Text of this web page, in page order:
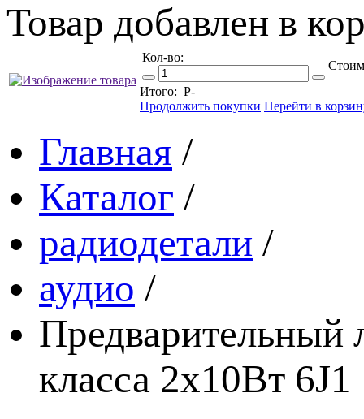
Товар добавлен в
Кол-во:
Итого: Р-
Продолжить покупки Перейти в
Главная /
Каталог /
радиодетали /
аудио /
класса 2x10Вт 6J1